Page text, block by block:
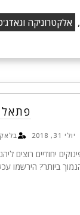
, אלקטרוניקה
פתאל –
יולי 31, 2018
יחודיים רוצים
ביותר? הירשמו